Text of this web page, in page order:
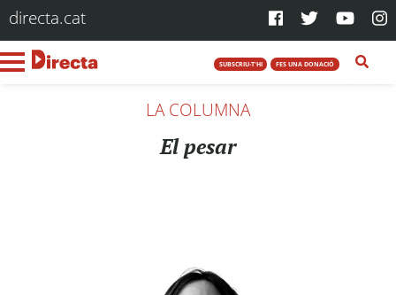
directa.cat
SUBSCRIU-T'HI FES UNA DONACIÓ
LA COLUMNA
El pesar